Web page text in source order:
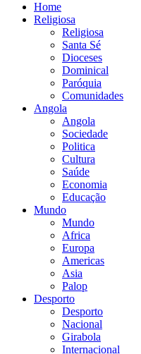
Home
Religiosa
Religiosa
Santa Sé
Dioceses
Dominical
Paróquia
Comunidades
Angola
Angola
Sociedade
Politica
Cultura
Saúde
Economia
Educação
Mundo
Mundo
Africa
Europa
Americas
Asia
Palop
Desporto
Desporto
Nacional
Girabola
Internacional